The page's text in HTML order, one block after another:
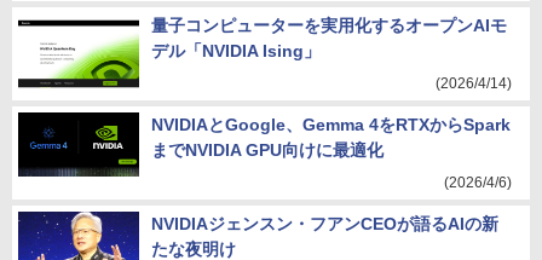
量子コンピューターを実用化するオープンAIモ
デル「NVIDIA Ising」
(2026/4/14)
NVIDIAとGoogle、Gemma 4をRTXからSpark
までNVIDIA GPU向けに最適化
(2026/4/6)
NVIDIAジェンスン・フアンCEOが語るAIの新
たな夜明け